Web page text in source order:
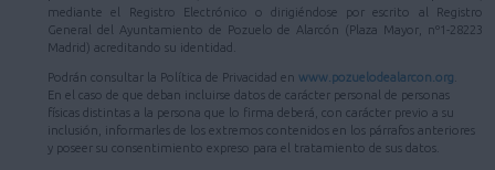
mediante el Registro Electrónico o dirigiéndose por escrito al Registro
General del Ayuntamiento de Pozuelo de Alarcón (Plaza Mayor, nº1-28223
Madrid) acreditando su identidad.
Podrán consultar la Política de Privacidad en www.pozuelodealarcon.org
En el caso de que deban incluirse datos de carácter personal de personas
físicas distintas a la persona que lo firma deberá, con carácter previo a su
inclusión, informarles de los extremos contenidos en los párrafos anteriores
y poseer su consentimiento expreso para el tratamiento de sus datos.